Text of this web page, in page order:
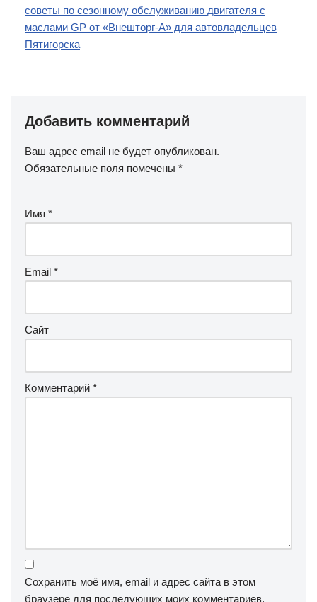
советы по сезонному обслуживанию двигателя с
маслами GP от «Внешторг-А» для автовладельцев
Пятигорска
Добавить комментарий
Ваш адрес email не будет опубликован.
Обязательные поля помечены *
Имя *
Email *
Сайт
Комментарий *
Сохранить моё имя, email и адрес сайта в этом
браузере для последующих моих комментариев.